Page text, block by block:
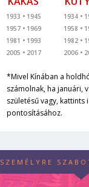
1933
1945
1957
1969
1981
1993
2005
2017
1934
1958
1982
2006
*Mivel Kínában a
számolnak, ha januári,
születésű vagy, kattints
pontosításához.
SZEMÉLYRE